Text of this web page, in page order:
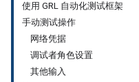
使用 GRL 自动化测试框架
手动测试操作
网络凭据
调试者角色设置
其他输入